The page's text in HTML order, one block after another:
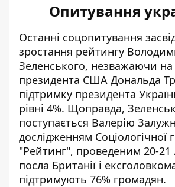
Опитування
Останні соцопитування
зростання рейтингу
Зеленського, незважаючи на
президента США Дональда
підтримку президента
рівні 4%. Щоправда,
поступається Валерію
дослідженням Соціологічної
"Рейтинг", проведеним 20-21
посла Британії і
підтримують 76% громадян.